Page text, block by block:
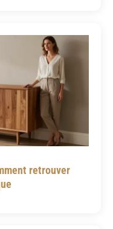
retrouver